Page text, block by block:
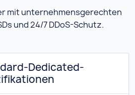
mit unternehmensgerechten
und 24/7 DDoS-Schutz.
Dedicated-